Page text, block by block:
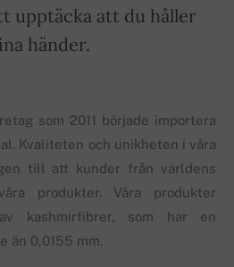
upptäcka att du håller
händer.
som 2011 började importera
Kvaliteten och unikheten i våra
till att kunder från världens
produkter. Våra produkter
kashmirfibrer, som har en
än 0,0155 mm.